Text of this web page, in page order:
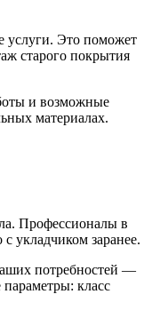
услуги. Это поможет
старого покрытия
и возможные
материалах.
Профессионалы в
укладчиком заранее.
потребностей —
класс